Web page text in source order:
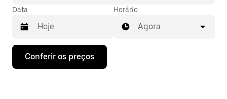
Data
Pressione
seta
Horário
Agora
Conferir os preços